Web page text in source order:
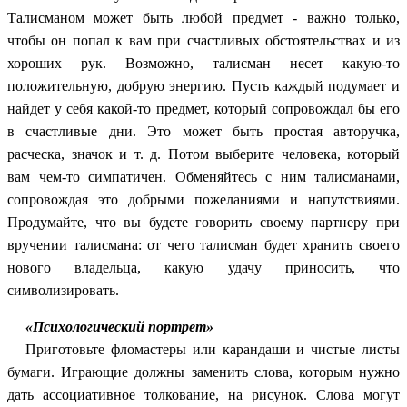
Талисманом может быть любой предмет - важно только,
чтобы он попал к вам при счастливых обстоятельствах и из
хороших рук. Возможно, талисман несет какую-то
положительную, добрую энергию. Пусть каждый подумает и
найдет у себя какой-то предмет, который сопровождал бы его
в счастливые дни. Это может быть простая авторучка,
расческа, значок и т. д. Потом выберите человека, который
вам чем-то симпатичен. Обменяйтесь с ним талисманами,
сопровождая это добрыми пожеланиями и напутствиями.
Продумайте, что вы будете говорить своему партнеру при
вручении талисмана: от чего талисман будет хранить своего
нового владельца, какую удачу приносить, что
символизировать.
«Психологический портрет»
Приготовьте фломастеры или карандаши и чистые листы
бумаги. Играющие должны заменить слова, которым нужно
дать ассоциативное толкование, на рисунок. Слова могут